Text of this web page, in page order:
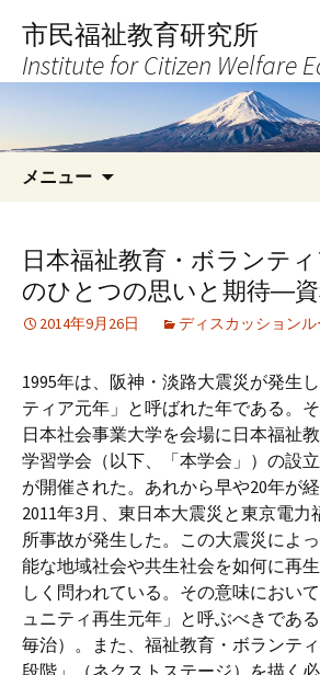
へ
キ
市民福祉教育研究所
Institute for Citizen Welfare
メニュー
日本福祉教育・ボランテ
のひとつの思いと期待―
2014年9月26日 ディスカッションル
1995年は、阪神・淡路大震災が発生
ティア元年」と呼ばれた年である。そ
日本社会事業大学を会場に日本福祉
学習学会（以下、「本学会」）の設
が開催された。あれから早や20年が経
2011年3月、東日本大震災と東京電
所事故が発生した。この大震災によ
能な地域社会や共生社会を如何に再
しく問われている。その意味におい
ュニティ再生元年」と呼ぶべきであ
毎治）。また、福祉教育・ボランテ